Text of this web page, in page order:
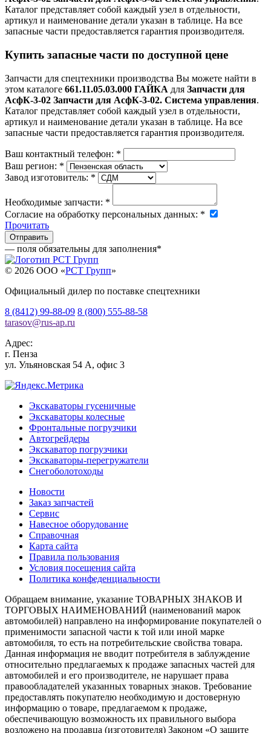
Каталог представляет собой каждый узел в отдельности,
артикул и наименование детали указан в таблице. На все
запасные части предоставляется гарантия производителя.
Купить запасные части по доступной цене
Запчасти для спецтехники производства Вы можете найти в
этом каталоге 661.11.05.03.000 ГАЙКА для Запчасти для
АсфК-3-02 Запчасти для АсфК-3-02. Система управления.
Каталог представляет собой каждый узел в отдельности,
артикул и наименование детали указан в таблице. На все
запасные части предоставляется гарантия производителя.
Ваш контактный телефон: *
Ваш регион: *
Завод изготовитель: *
Необходимые запчасти: *
Согласие на обработку персональных данных: *
Прочитать
— поля обязательны для заполнения*
© 2026 OOO «РСТ Групп»
Официальный дилер по поставке спецтехники
8 (8412) 99-88-09 8 (800) 555-88-58
tarasov@rus-ap.ru
Адрес:
г. Пенза
ул. Ульяновская 54 А, офис 3
Экскаваторы гусеничные
Экскаваторы колесные
Фронтальные погрузчики
Автогрейдеры
Экскаватор погрузчики
Экскаваторы-перегружатели
Снегоболотоходы
Новости
Заказ запчастей
Сервис
Навесное оборудование
Справочная
Карта сайта
Правила пользования
Условия посещения сайта
Политика конфеденциальности
Обращаем внимание, указание ТОВАРНЫХ ЗНАКОВ И
ТОРГОВЫХ НАИМЕНОВАНИЙ (наименований марок
автомобилей) направлено на информирование покупателей о
применимости запасной части к той или иной марке
автомобиля, то есть на потребительские свойства товара.
Данная информация не вводит потребителя в заблуждение
относительно предлагаемых к продаже запасных частей для
автомобилей и его производителе, не нарушает права
правообладателей указанных товарных знаков. Требование
предоставлять покупателю необходимую и достоверную
информацию о товаре, предлагаемом к продаже,
обеспечивающую возможность их правильного выбора
возложено на продавца (изготовителя) Законом «О защите